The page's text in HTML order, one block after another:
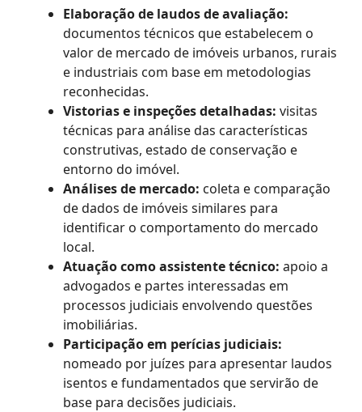
Elaboração de laudos de avaliação:
documentos técnicos que estabelecem o
valor de mercado de imóveis urbanos, rurais
e industriais com base em metodologias
reconhecidas.
Vistorias e inspeções detalhadas: visitas
técnicas para análise das características
construtivas, estado de conservação e
entorno do imóvel.
Análises de mercado: coleta e comparação
de dados de imóveis similares para
identificar o comportamento do mercado
local.
Atuação como assistente técnico: apoio a
advogados e partes interessadas em
processos judiciais envolvendo questões
imobiliárias.
Participação em perícias judiciais:
nomeado por juízes para apresentar laudos
isentos e fundamentados que servirão de
base para decisões judiciais.